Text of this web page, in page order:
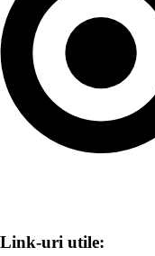
Link-uri utile: